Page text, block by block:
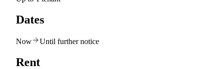
Dates
Now Until further notice
Rent